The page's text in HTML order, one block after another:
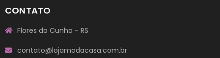
CONTATO
Flores da Cunha - RS
contato@lojamodacasa.com.br